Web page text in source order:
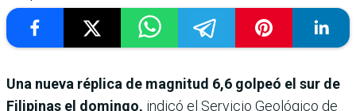
Una nueva réplica de magnitud 6,6 golpeó el sur de
Filipinas el domingo, indicó el Servicio Geológico de